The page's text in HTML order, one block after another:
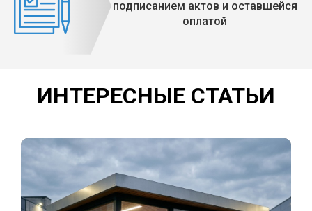
подписанием актов и оставшейся
оплатой
ИНТЕРЕСНЫЕ СТАТЬИ